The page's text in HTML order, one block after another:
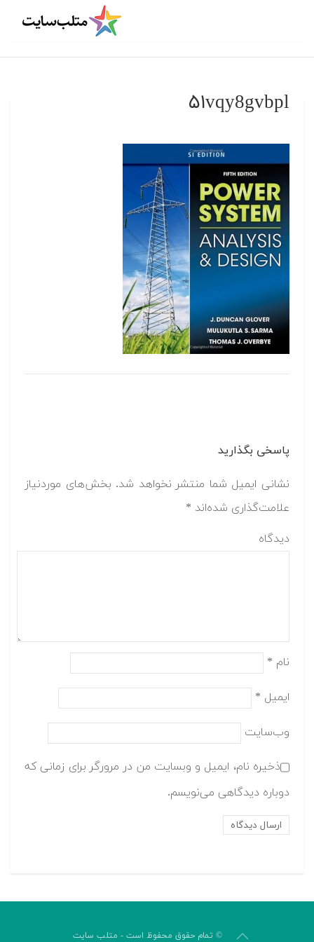
۵۱vqy8gvbpl
پاسخی بگذارید
نشانی ایمیل شما منتشر نخواهد شد. بخش‌های موردنیاز
علامت‌گذاری شده‌اند *
دیدگاه
نام *
ایمیل *
وب‌سایت
ذخیره نام، ایمیل و وبسایت من در مرورگر برای زمانی که
دوباره دیدگاهی می‌نویسم.
© تمام حقوق محفوظ است - متلب سایت